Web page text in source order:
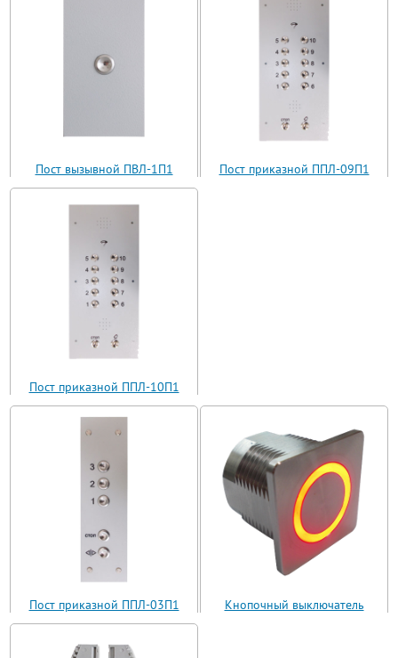
Пост вызывной ПВЛ-1П1
(ВП11-1)
Пост приказной ППЛ-09П1
Пост приказной ППЛ-10П1
(ППЛ11-10)
Пост приказной ППЛ-03П1
(ППЛ11-03)
Кнопочный выключатель